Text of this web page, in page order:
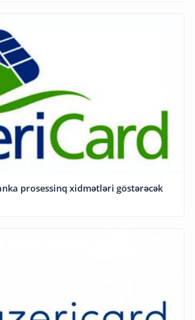
prosessinq xidmətləri göstərəcək